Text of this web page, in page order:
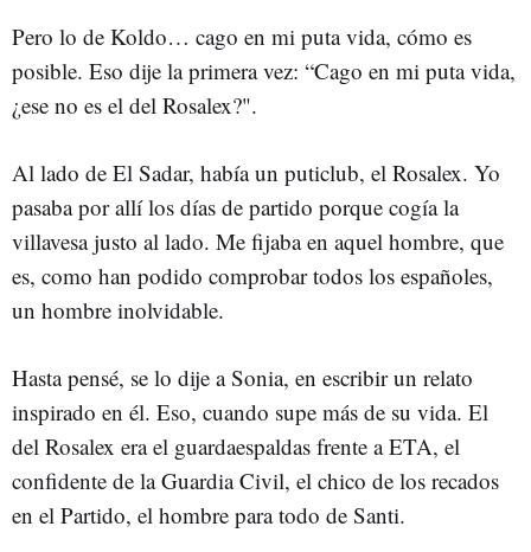
Pero lo de Koldo… cago en mi puta vida, cómo es
posible. Eso dije la primera vez: “Cago en mi puta vida,
¿ese no es el del Rosalex?".
Al lado de El Sadar, había un puticlub, el Rosalex. Yo
pasaba por allí los días de partido porque cogía la
villavesa justo al lado. Me fijaba en aquel hombre, que
es, como han podido comprobar todos los españoles,
un hombre inolvidable.
Hasta pensé, se lo dije a Sonia, en escribir un relato
inspirado en él. Eso, cuando supe más de su vida. El
del Rosalex era el guardaespaldas frente a ETA, el
confidente de la Guardia Civil, el chico de los recados
en el Partido, el hombre para todo de Santi.